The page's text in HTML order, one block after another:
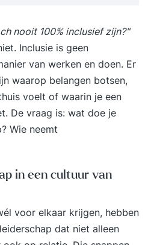
je krijgt de juiste
blijvend op jezelf toe te
afgestemd op jouw
gegeven. We
niveau en passen ons
Jij bent uniek en hebt
nodig dan een
we in de training
houd ik meer energie
gevoel van
In het vrijblijvende
naar de specifieke
nooit 100% inclusief zijn?"
Inclusie is geen
van werken en doen. Er
waarop belangen botsen,
voelt of waarin je een
De vraag is: wat doe je
Wie neemt
in een cultuur van
voor elkaar krijgen, hebben
dat niet alleen